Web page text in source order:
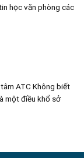
học văn phòng các
ATC Không biết
một điều khổ sở